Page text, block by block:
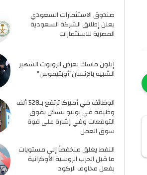
صندوق الاستثمارات السعودي
يعلن إطلاق الشركة السعودية
المصرية للاستثمارات
إيلون ماسك يعرض الروبوت الشهير
الشبيه بالإنسان"أوبتيموس"
الوظائف في أميركا ترتفع بـ528 ألف
وظيفة في يوليو بشكل يفوق
التوقعات وفي إشارة على قوة
سوق العمل
النفط يغلق منخفضاً إلى مستويات
ما قبل الحرب الروسية الأوكرانية
بفعل مخاوف الركود